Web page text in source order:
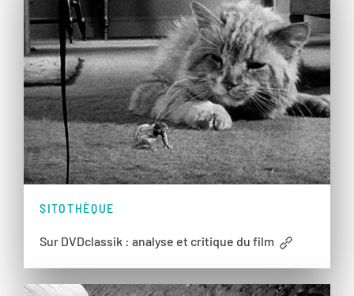
SITOTHÈQUE
Sur DVDclassik : analyse et critique du film